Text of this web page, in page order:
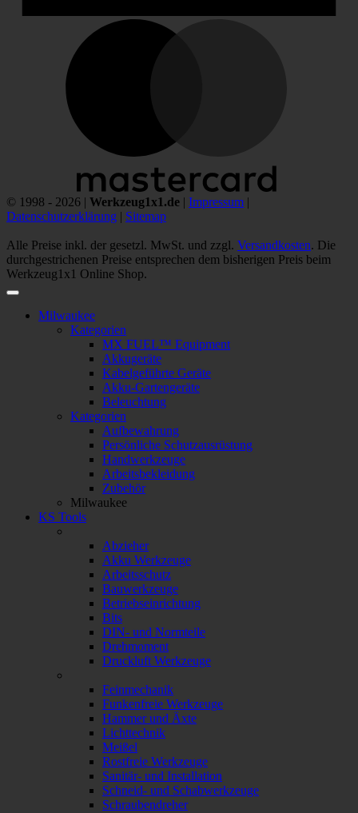
© 1998 - 2026 | Werkzeug1x1.de | Impressum |
Datenschutzerklärung | Sitemap
Alle Preise inkl. der gesetzl. MwSt. und zzgl. Versandkosten. Die
durchgestrichenen Preise entsprechen dem bisherigen Preis beim
Werkzeug1x1 Online Shop.
Milwaukee
Kategorien
MX FUEL™ Equipment
Akkugeräte
Kabelgeführte Geräte
Akku-Gartengeräte
Beleuchtung
Kategorien
Aufbewahrung
Persönliche Schutzausrüstung
Handwerkzeuge
Arbeitsbekleidung
Zubehör
Milwaukee
KS Tools
Abzieher
Akku Werkzeuge
Arbeitsschutz
Bauwerkzeuge
Betriebseinrichtung
Bits
DIN- und Normteile
Drehmoment
Druckluft Werkzeuge
Feinmechanik
Funkenfreie Werkzeuge
Hammer und Äxte
Lichttechnik
Meißel
Rostfreie Werkzeuge
Sanitär- und Installation
Schneid- und Schabwerkzeuge
Schraubendreher